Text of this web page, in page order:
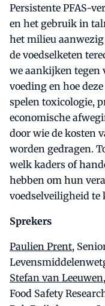
Persistente PFAS-
en het gebruik in
het milieu
de voedselketen
we aankijken tegen
voeding en hoe
spelen toxicologie,
economische
door wie de kosten
worden gedragen.
welk kaders of
hebben om hun
voedselveiligheid te
Sprekers
Paulien Prent,
Stefan van Leeuwen
Food Safety